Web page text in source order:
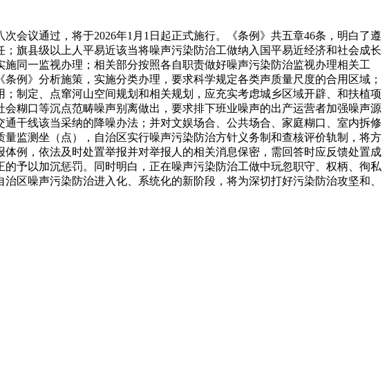
议通过，将于2026年1月1日起正式施行。《条例》共五章46条，明白了遵
旗县级以上人平易近该当将噪声污染防治工做纳入国平易近经济和社会成长
同一监视办理；相关部分按照各自职责做好噪声污染防治监视办理相关工
例》分析施策，实施分类办理，要求科学规定各类声质量尺度的合用区域；
制定、点窜河山空间规划和相关规划，应充实考虑城乡区域开辟、和扶植项
糊口等沉点范畴噪声别离做出，要求排下班业噪声的出产运营者加强噪声源
干线该当采纳的降噪办法；并对文娱场合、公共场合、家庭糊口、室内拆修
监测坐（点），自治区实行噪声污染防治方针义务制和查核评价轨制，将方
例，依法及时处置举报并对举报人的相关消息保密，需回答时应反馈处置成
予以加沉惩罚。同时明白，正在噪声污染防治工做中玩忽职守、权柄、徇私
区噪声污染防治进入化、系统化的新阶段，将为深切打好污染防治攻坚和、